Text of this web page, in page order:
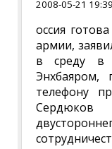
2008-05-21
оссия
армии,
в среду в
Энхбаяром,
телефону
Сердюков